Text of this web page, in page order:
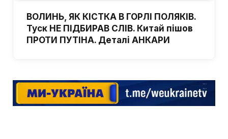
ВОЛИНЬ, ЯК КІСТКА В ГОРЛІ ПОЛЯКІВ.
Туск НЕ ПІДБИРАВ СЛІВ. Китай пішов
ПРОТИ ПУТІНА. Деталі АНКАРИ